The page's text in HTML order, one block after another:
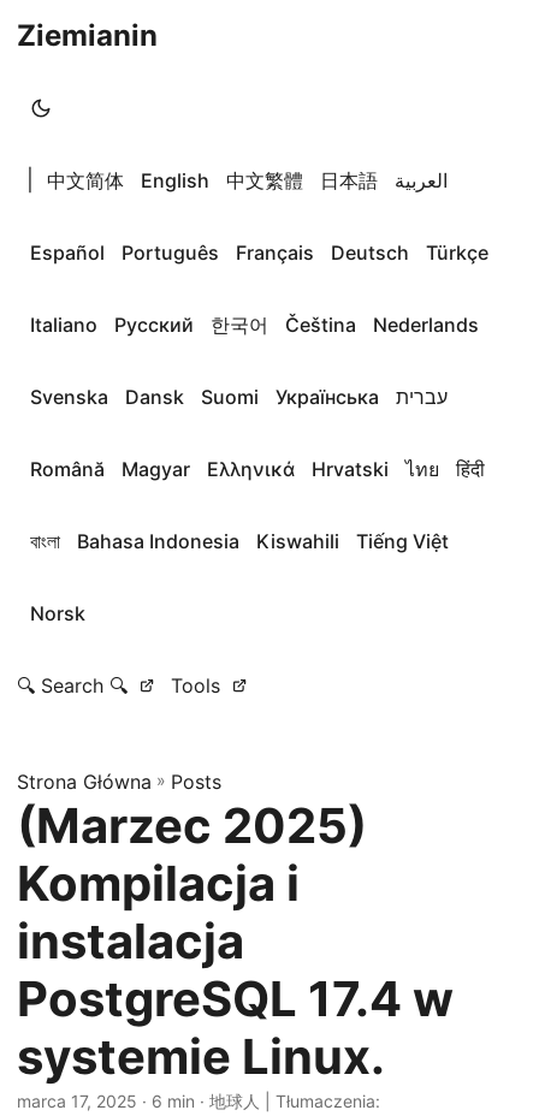
Ziemianin
中文简体 English 中文繁體 日本語 العربية
Español Português Français Deutsch Türkçe
Italiano Русский 한국어 Čeština Nederlands
Svenska Dansk Suomi Українська עברית
Română Magyar Ελληνικά Hrvatski ไทย हिंदी
বাংলা Bahasa Indonesia Kiswahili Tiếng Việt
Norsk
🔍 Search 🔍 Tools
Strona Główna » Posts
(Marzec 2025)
Kompilacja i
instalacja
PostgreSQL 17.4 w
systemie Linux.
marca 17, 2025 · 6 min · 地球人 | Tłumaczenia: